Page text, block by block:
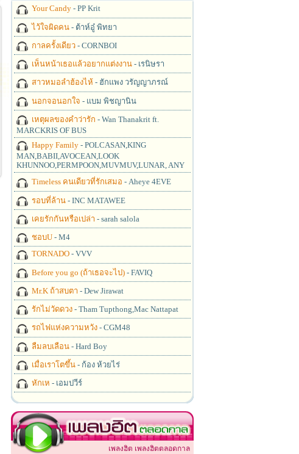
Your Candy- PP Krit
ไว้ใจผิดคน- ต้าห์อู๋ พิทยา
กาลครั้งเดียว- CORNBOI
เห็นหน้าเธอแล้วอยากแต่งงาน- เรนิษรา
สาวหมอลำฮ้องไห้ - ฮักแพง วรัญญาภรณ์
นอกจอนอกใจ - แบม พิชญานิน
เหตุผลของคำว่ารัก - Wan Thanakrit ft.
MARCKRIS OF BUS
Happy Family- POLCASAN,KING
MAN,BABII,AVOCEAN,LOOK
KHUNNOO,PERMPOON,MUVMUV,LUNAR, ANY
Timeless คนเดียวที่รักเสมอ - Aheye 4EVE
รอบที่ล้าน- INC MATAWEE
เคยรักกันหรือเปล่า - sarah salola
ชอบU- M4
TORNADO- VVV
Before you go (ถ้าเธอจะไป)- FAVIQ
Mr.K ถ้าสบตา - Dew Jirawat
รักไม่วัดดวง- Tham Tupthong,Mac Nattapat
รถไฟแห่งความหวัง- CGM48
ลืมลบเลือน- Hard Boy
เมื่อเราโตขึ้น- ก้อง ห้วยไร่
หักเห - เอมปวีร์
เพลงฮิต เพลงฮิตตลอดกาล